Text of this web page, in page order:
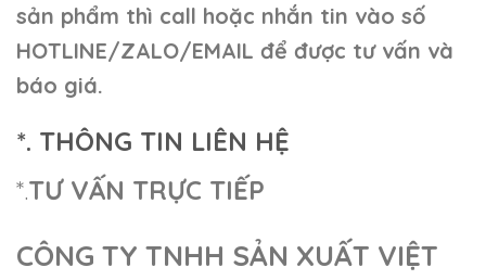
sản phẩm thì call hoặc nhắn tin vào số
HOTLINE/ZALO/EMAIL để được tư vấn và
báo giá.
*. THÔNG TIN LIÊN HỆ
*.TƯ VẤN TRỰC TIẾP
CÔNG TY TNHH SẢN XUẤT VIỆT